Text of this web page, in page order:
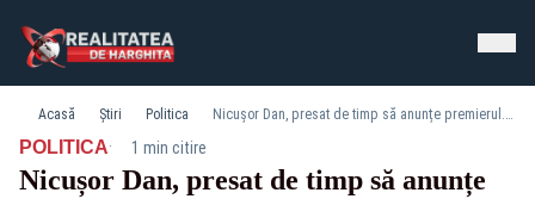
Acasă Știri Politica Nicușor Dan, presat de timp să anunțe premierul. Mâine pleacă în Muntenegru
POLITICA· 1 min citire
Nicușor Dan, presat de timp să anunțe